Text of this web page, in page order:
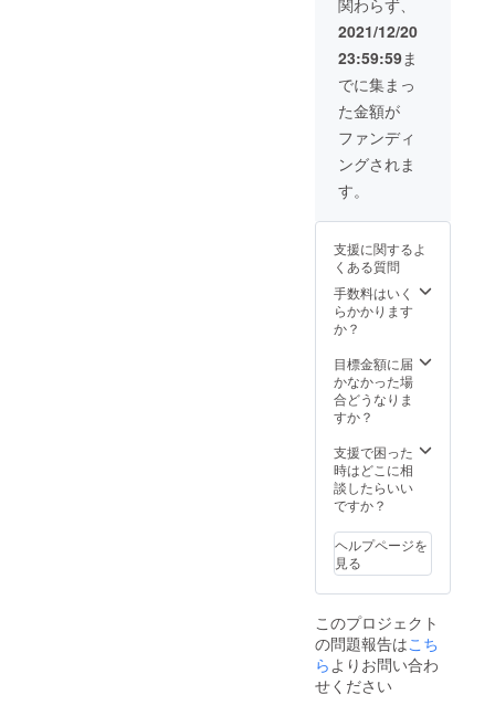
価格と
なりま
す。
関わらず、
2021/12/20
23:59:59ま
でに集まっ
た金額が
ファンディ
ングされま
す。
支援に関するよ
くある質問
手数料はいく
らかかります
か？
目標金額に届
かなかった場
合どうなりま
すか？
支援で困った
時はどこに相
談したらいい
ですか？
ヘルプページを
見る
このプロジェクト
の問題報告はこち
らよりお問い合わ
せください